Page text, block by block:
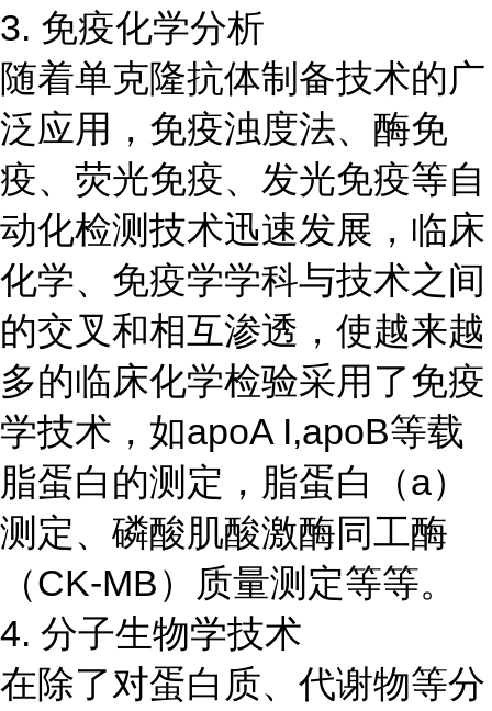
3. 免疫化学分析
随着单克隆抗体制备技术的广
泛应用，免疫浊度法、酶免
疫、荧光免疫、发光免疫等自
动化检测技术迅速发展，临床
化学、免疫学学科与技术之间
的交叉和相互渗透，使越来越
多的临床化学检验采用了免疫
学技术，如apoA I,apoB等载
脂蛋白的测定，脂蛋白（a）
测定、磷酸肌酸激酶同工酶
（CK-MB）质量测定等等。
4. 分子生物学技术
在除了对蛋白质、代谢物等分